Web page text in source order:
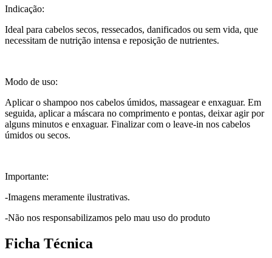
Indicação:
Ideal para cabelos secos, ressecados, danificados ou sem vida, que
necessitam de nutrição intensa e reposição de nutrientes.
Modo de uso:
Aplicar o shampoo nos cabelos úmidos, massagear e enxaguar. Em
seguida, aplicar a máscara no comprimento e pontas, deixar agir por
alguns minutos e enxaguar. Finalizar com o leave-in nos cabelos
úmidos ou secos.
Importante:
-Imagens meramente ilustrativas.
-Não nos responsabilizamos pelo mau uso do produto
Ficha Técnica